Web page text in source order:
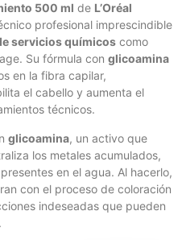
500 ml de L’Oréal
profesional imprescindible
servicios químicos como
Su fórmula con glicoamina
en la fibra capilar,
el cabello y aumenta el
técnicos.
glicoamina, un activo que
los metales acumulados,
en el agua. Al hacerlo,
con el proceso de coloración
indeseadas que pueden